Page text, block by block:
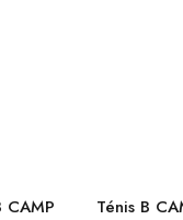
CAMP
Ténis B